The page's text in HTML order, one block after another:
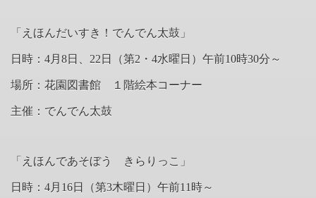
「えほんだいすき！でんでん太鼓」
日時：4月8日、22日（第2 ・ 4水曜日）午前10時30分～
場所：花園図書館 １階絵本コーナー
主催：でんでん太鼓
「えほんであそぼう きらりっこ」
日時：4月16日（第3木曜日）午前11 時～